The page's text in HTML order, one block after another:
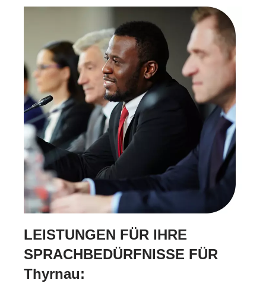
LEISTUNGEN FÜR IHRE
SPRACHBEDÜRFNISSE FÜR
Thyrnau: